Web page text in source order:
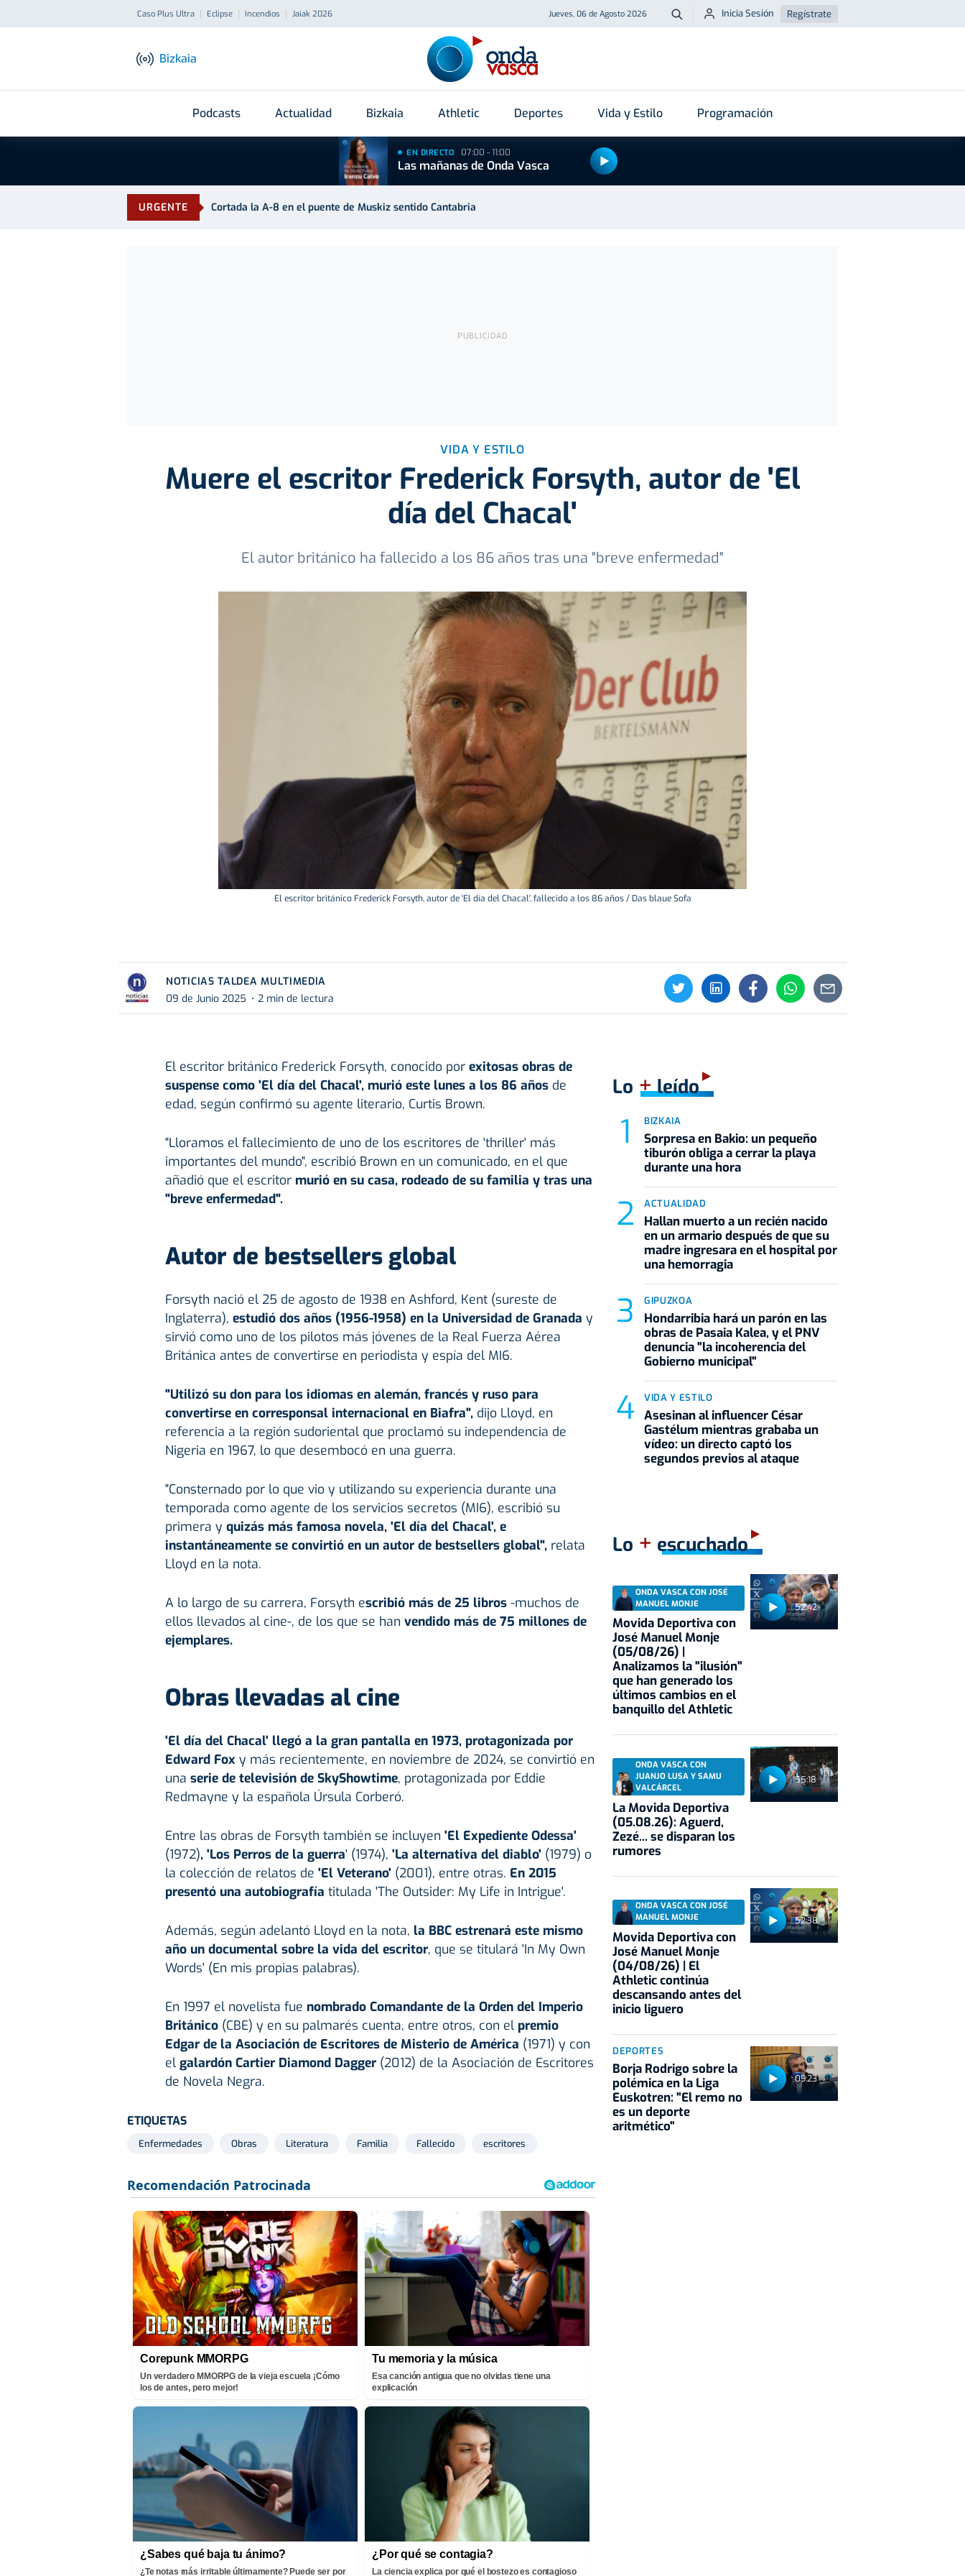
Caso Plus Ultra Eclipse Incendios Jaiak 2026 Jueves, 06 de Agosto 2026 Buscar
Inicia Sesión Regístrate
Bizkaia
Podcasts Actualidad Bizkaia Athletic Deportes Vida y Estilo Programación
EN DIRECTO 07:00 - 11:00
Las mañanas de Onda Vasca
URGENTE Cortada la A-8 en el puente de Muskiz sentido Cantabria
VIDA Y ESTILO
Muere el escritor Frederick Forsyth, autor de 'El
día del Chacal'
El autor británico ha fallecido a los 86 años tras una "breve enfermedad"
El escritor británico Frederick Forsyth, autor de 'El día del Chacal', fallecido a los 86 años / Das blaue Sofa
NOTICIAS TALDEA MULTIMEDIA
09 de Junio 2025
2 min de lectura
El escritor británico Frederick Forsyth, conocido porexitosas obras de
suspense como 'El día del Chacal', murió este lunes a los 86 años de
edad, según confirmó su agente literario, Curtis Brown.
"Lloramos el fallecimiento de uno de los escritores de 'thriller' más
importantes del mundo", escribió Brown en un comunicado, en el que
añadió que el escritor murió en su casa, rodeado de su familia y tras una
"breve enfermedad".
Autor de bestsellers global
Forsyth nació el 25 de agosto de 1938 en Ashford, Kent (sureste de
Inglaterra), estudió dos años (1956-1958) en la Universidad de Granada y
sirvió como uno de los pilotos más jóvenes de la Real Fuerza Aérea
Británica antes de convertirse en periodista y espía del MI6.
"Utilizó su don para los idiomas en alemán, francés y ruso para
convertirse en corresponsal internacional en Biafra",dijo Lloyd, en
referencia a la región sudoriental que proclamó su independencia de
Nigeria en 1967, lo que desembocó en una guerra.
"Consternado por lo que vio y utilizando su experiencia durante una
temporada como agente de los servicios secretos (MI6), escribió su
primera y quizás más famosa novela, 'El día del Chacal', e
instantáneamente se convirtió en un autor de bestsellers global", relata
Lloyd en la nota.
A lo largo de su carrera, Forsyth escribió más de 25 libros-muchos de
ellos llevados al cine-, de los que se han vendido más de 75 millones de
ejemplares.
Obras llevadas al cine
'El día del Chacal' llegó a la gran pantalla en 1973, protagonizada por
Edward Foxy más recientemente, en noviembre de 2024, se convirtió en
una serie de televisión de SkyShowtime, protagonizada por Eddie
Redmayne y la española Úrsula Corberó.
Entre las obras de Forsyth también se incluyen 'El Expediente Odessa'
(1972), 'Los Perros de la guerra' (1974), 'La alternativa del diablo' (1979) o
la colección de relatos de 'El Veterano' (2001), entre otras. En 2015
presentó una autobiografía titulada 'The Outsider: My Life in Intrigue'.
Además, según adelantó Lloyd en la nota, la BBC estrenará este mismo
año un documental sobre la vida del escritor, que se titulará 'In My Own
Words' (En mis propias palabras).
En 1997 el novelista fue nombrado Comandante de la Orden del Imperio
Británico (CBE) y en su palmarés cuenta, entre otros, con el premio
Edgar de la Asociación de Escritores de Misterio de América (1971) y con
elgalardón Cartier Diamond Dagger(2012) de la Asociación de Escritores
de Novela Negra.
ETIQUETAS
Enfermedades Obras Literatura Familia Fallecido escritores
Corepunk MMORPG
Un verdadero MMORPG de la vieja escuela ¡Cómo
los de antes, pero mejor!
Tu memoria y la música
Esa canción antigua que no olvidas tiene una
explicación
¿Sabes qué baja tu ánimo?
¿Te notas más irritable últimamente? Puede ser por
¿Por qué se contagia?
La ciencia explica por qué el bostezo es contagioso
Lo +leído
BIZKAIA
Sorpresa en Bakio: un pequeño
tiburón obliga a cerrar la playa
durante una hora
ACTUALIDAD
Hallan muerto a un recién nacido
en un armario después de que su
madre ingresara en el hospital por
una hemorragia
GIPUZKOA
Hondarribia hará un parón en las
obras de Pasaia Kalea, y el PNV
denuncia "la incoherencia del
Gobierno municipal"
VIDA Y ESTILO
Asesinan al influencer César
Gastélum mientras grababa un
vídeo: un directo captó los
segundos previos al ataque
Lo + escuchado
52:42
ONDA VASCA CON JOSÉ
MANUEL MONJE
Movida Deportiva con
José Manuel Monje
(05/08/26) |
Analizamos la "ilusión"
que han generado los
últimos cambios en el
banquillo del Athletic
55:18
ONDA VASCA CON
JUANJO LUSA Y SAMU
VALCÁRCEL
La Movida Deportiva
(05.08.26): Aguerd,
Zezé... se disparan los
rumores
52:38
ONDA VASCA CON JOSÉ
MANUEL MONJE
Movida Deportiva con
José Manuel Monje
(04/08/26) | El
Athletic continúa
descansando antes del
inicio liguero
09:23
DEPORTES
Borja Rodrigo sobre la
polémica en la Liga
Euskotren: "El remo no
es un deporte
aritmético"